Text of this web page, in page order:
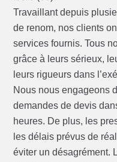
Travaillant depuis
de renom, nos clients
services fournis. Tous
grâce à leurs sérieux,
leurs rigueurs dans
Nous nous engageons
demandes de devis
heures. De plus, les
les délais prévus de
éviter un désagrément.